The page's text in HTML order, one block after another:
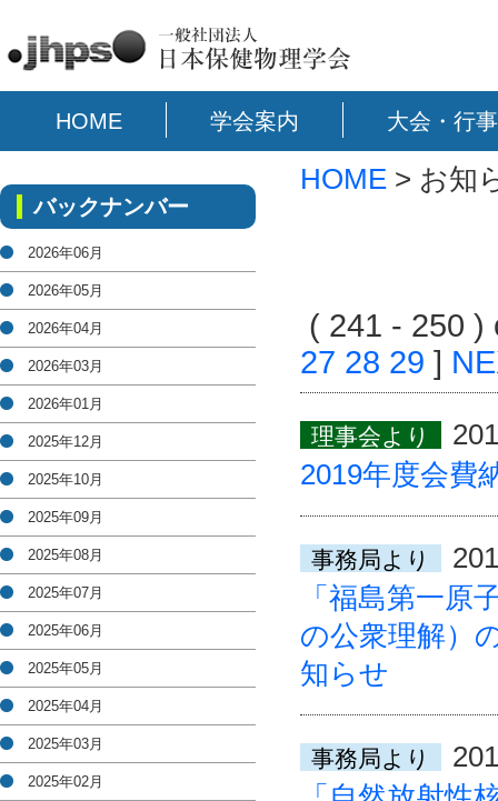
HOME 学会案内 大会・行事
HOME > お知
( 241 - 250
27 28 29 ]
理事会より
2019年度会費
事務局より
「福島第一原
の公衆理解）
知らせ
事務局より
バックナンバー
2026年06月
2026年05月
2026年04月
2026年03月
2026年01月
2025年12月
2025年10月
2025年09月
2025年08月
2025年07月
2025年06月
2025年05月
2025年04月
2025年03月
2025年02月